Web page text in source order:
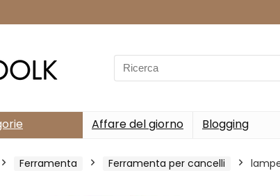
Search
for:
Affare del giorno Blogging
Ferramenta Ferramenta per cancelli